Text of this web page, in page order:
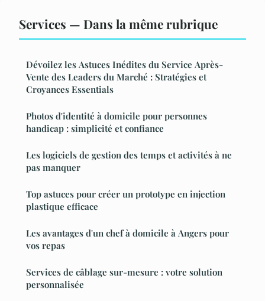
Services — Dans la même rubrique
Dévoilez les Astuces Inédites du Service Après-
Vente des Leaders du Marché : Stratégies et
Croyances Essentials
Photos d'identité à domicile pour personnes
handicap : simplicité et confiance
Les logiciels de gestion des temps et activités à ne
pas manquer
Top astuces pour créer un prototype en injection
plastique efficace
Les avantages d'un chef à domicile à Angers pour
vos repas
Services de câblage sur-mesure : votre solution
personnalisée